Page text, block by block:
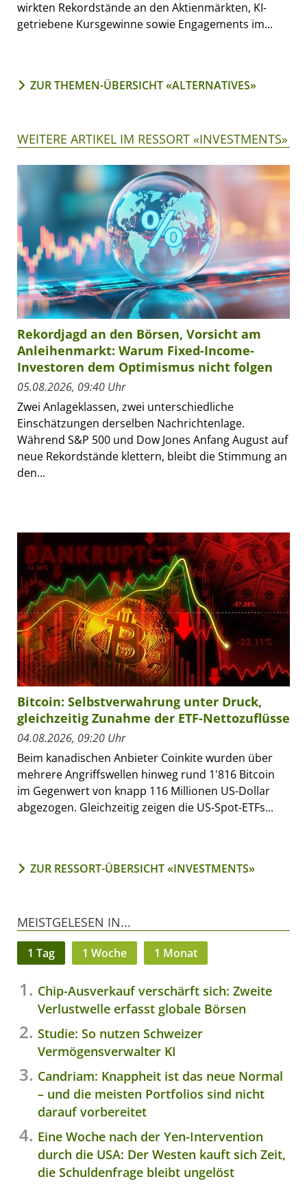
wirkten Rekordstände an den Aktienmärkten, KI-
getriebene Kursgewinne sowie Engagements im...
ZUR THEMEN-ÜBERSICHT «ALTERNATIVES»
WEITERE ARTIKEL IM RESSORT «INVESTMENTS»
Rekordjagd an den Börsen, Vorsicht am
Anleihenmarkt: Warum Fixed-Income-
Investoren dem Optimismus nicht folgen
05.08.2026, 09:40 Uhr
Zwei Anlageklassen, zwei unterschiedliche
Einschätzungen derselben Nachrichtenlage.
Während S&P 500 und Dow Jones Anfang August auf
neue Rekordstände klettern, bleibt die Stimmung an
den...
Bitcoin: Selbstverwahrung unter Druck,
gleichzeitig Zunahme der ETF-Nettozuflüsse
04.08.2026, 09:20 Uhr
Beim kanadischen Anbieter Coinkite wurden über
mehrere Angriffswellen hinweg rund 1'816 Bitcoin
im Gegenwert von knapp 116 Millionen US-Dollar
abgezogen. Gleichzeitig zeigen die US-Spot-ETFs...
ZUR RESSORT-ÜBERSICHT «INVESTMENTS»
MEISTGELESEN IN...
1 Tag 1 Woche 1 Monat
Chip-Ausverkauf verschärft sich: Zweite
Verlustwelle erfasst globale Börsen
Studie: So nutzen Schweizer
Vermögensverwalter KI
Candriam: Knappheit ist das neue Normal
– und die meisten Portfolios sind nicht
darauf vorbereitet
Eine Woche nach der Yen-Intervention
durch die USA: Der Westen kauft sich Zeit,
die Schuldenfrage bleibt ungelöst